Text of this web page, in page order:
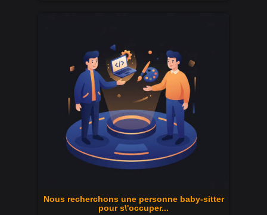
Nous recherchons une personne baby-sitter
pour s\'occuper...